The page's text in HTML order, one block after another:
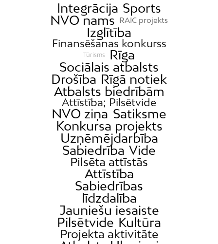
Integrācija Sports
NVO nams
RAIC projekts
Izglītība
Finansēšanas konkurss
Tūrisms
Rīga
Sociālais atbalsts
Drošība Rīgā notiek
Atbalsts biedrībām
Attīstība; Pilsētvide
NVO ziņa Satiksme
Konkursa projekts
Uzņēmējdarbība
Sabiedrība Vide
Pilsēta attīstās
Attīstība
Sabiedrības
līdzdalība
Jauniešu iesaiste
Pilsētvide Kultūra
Projekta aktivitāte